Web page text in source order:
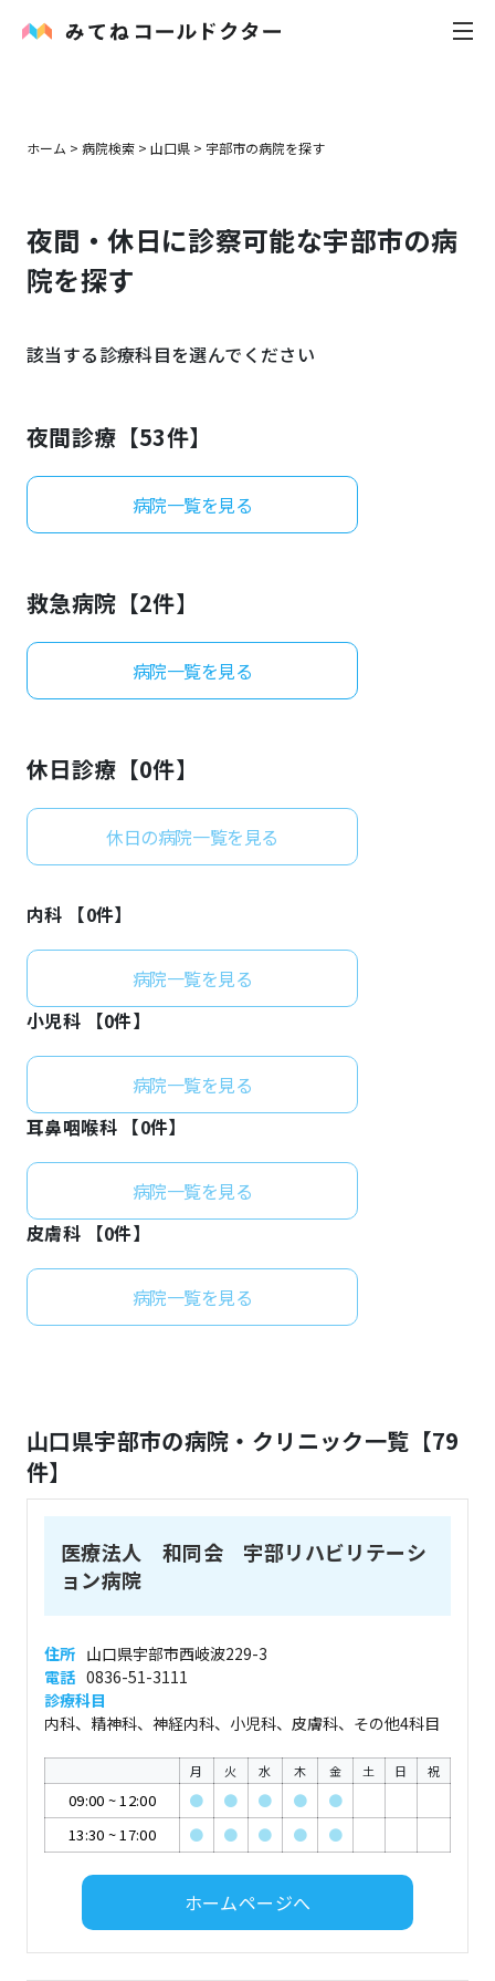
花粉症
感染症
お知らせ
よくあるご質問
ホーム > 病院検索 > 山口県 > 宇部市の病院を探す
夜間・休日に診察可能な宇部市の病
院を探す
該当する診療科目を選んでください
夜間診療【53件】
病院一覧を見る
救急病院【2件】
病院一覧を見る
休日診療【0件】
休日の病院一覧を見る
内科 【0件】
病院一覧を見る
小児科 【0件】
病院一覧を見る
耳鼻咽喉科 【0件】
病院一覧を見る
皮膚科 【0件】
病院一覧を見る
山口県宇部市の病院・クリニック一覧【79
件】
医療法人 和同会 宇部リハビリテーシ
ョン病院
住所 山口県宇部市西岐波229-3
電話 0836-51-3111
診療科目
内科、精神科、神経内科、小児科、皮膚科、その他4科目
月 火 水 木 金 土 日 祝
09:00 ~12:00 ● ● ● ●
●
13:30 ~17:00 ● ● ● ● ●
ホームページへ